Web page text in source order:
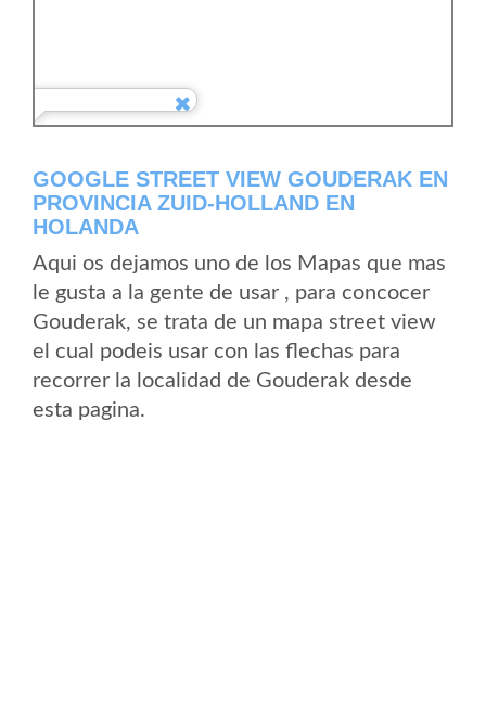
GOOGLE STREET VIEW GOUDERAK EN
PROVINCIA ZUID-HOLLAND EN
HOLANDA
Aqui os dejamos uno de los Mapas que mas
le gusta a la gente de usar , para concocer
Gouderak, se trata de un mapa street view
el cual podeis usar con las flechas para
recorrer la localidad de Gouderak desde
esta pagina.